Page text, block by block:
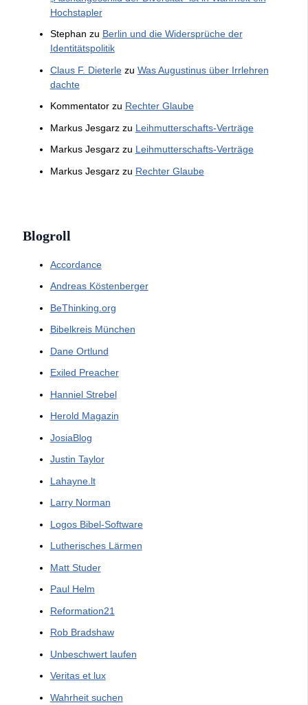
Hochstapler
Stephan zu Berlin und die Widersprüche der
Identitätspolitik
Claus F. Dieterlezu Was Augustinus über Irrlehren
dachte
Kommentatorzu Rechter Glaube
Markus Jesgarzzu Leihmutterschafts-Verträge
Markus Jesgarzzu Leihmutterschafts-Verträge
Markus Jesgarzzu Rechter Glaube
Blogroll
Accordance
Andreas Köstenberger
BeThinking.org
Bibelkreis München
Dane Ortlund
Exiled Preacher
Hanniel Strebel
Herold Magazin
JosiaBlog
Justin Taylor
Lahayne.lt
Larry Norman
Logos Bibel-Software
Lutherisches Lärmen
Matt Studer
Paul Helm
Reformation21
Rob Bradshaw
Unbeschwert laufen
Veritas et lux
Wahrheit suchen